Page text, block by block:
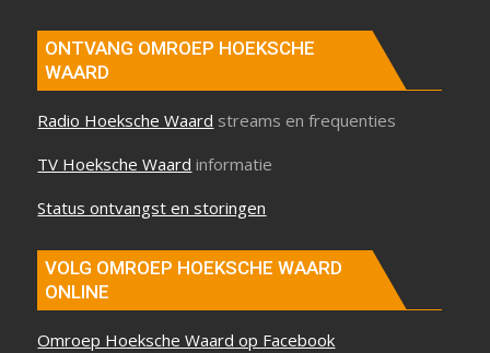
ONTVANG OMROEP HOEKSCHE
WAARD
Radio Hoeksche Waard streams en frequenties
TV Hoeksche Waard informatie
Status ontvangst en storingen
VOLG OMROEP HOEKSCHE WAARD
ONLINE
Omroep Hoeksche Waard op Facebook